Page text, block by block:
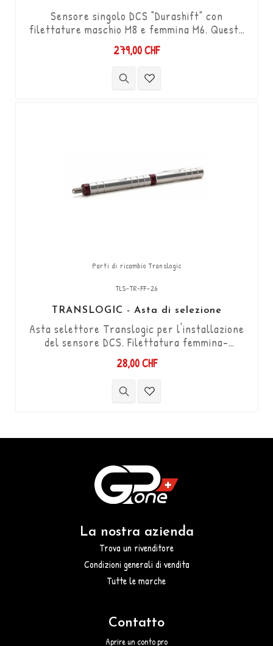
Sensore singolo DCS "Durashift" con
filettature maschio M8 e femmina M6. Questo
modello viene utilizzato per applicazioni
pin.
279,00 CHF
Parti di ricambio Translogic
TLS-TR-FF-26
TRANSLOGIC - Asta di selezione
Asta selettore Translogic per l'installazione
del sensore DCS. Filettatura femmina-
femmina M6 / filettatura sinistrorsa -
filettatura destrorsa / lunghezza 26mm
(accorciabile a 16mm).
28,00 CHF
La nostra azienda
Trova un rivenditore
Condizioni generali di vendita
Tutte le marche
Contatto
Aprire un conto pro